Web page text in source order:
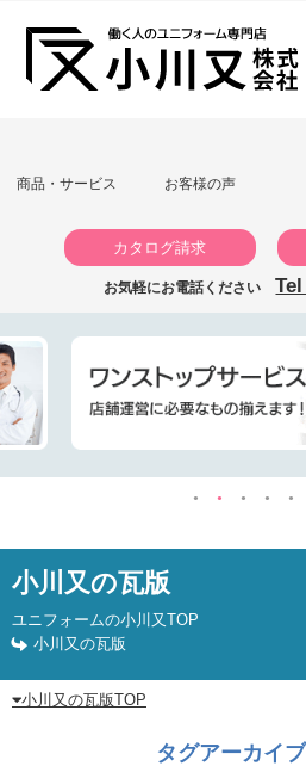
商品・サービス お客様の声
カタログ請求
お気軽にお電話ください
小川又の瓦版
ユニフォームの小川又TOP
小川又の瓦版
小川又の瓦版TOP
タグアーカイ